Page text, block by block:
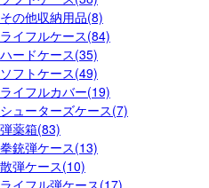
その他収納用品(8)
ライフルケース(84)
ハードケース(35)
ソフトケース(49)
ライフルカバー(19)
シューターズケース(7)
弾薬箱(83)
拳銃弾ケース(13)
散弾ケース(10)
ライフル弾ケース(17)